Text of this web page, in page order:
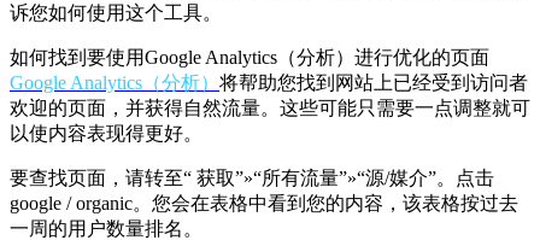
诉您如何使用这个工具。
如何找到要使用Google Analytics（分析）进行优化的页面
Google Analytics（分析） 将帮助您找到网站上已经受到访问者
欢迎的页面，并获得自然流量。这些可能只需要一点调整就可
以使内容表现得更好。
要查找页面，请转至“ 获取”»“所有流量”»“源/媒介”。点击
google / organic。您会在表格中看到您的内容，该表格按过去
一周的用户数量排名。